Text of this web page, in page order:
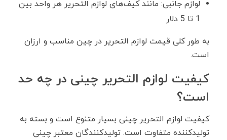
لوازم جانبی: مانند کیف‌های لوازم التحریر هر واحد بین
1 تا 5 دلار
به طور کلی قیمت لوازم التحریر در چین مناسب و ارزان
است.
کیفیت لوازم التحریر چینی در چه حد
است؟
کیفیت لوازم التحریر چینی بسیار متنوع است و بسته به
تولیدکننده متفاوت است. تولیدکنندگان معتبر چینی